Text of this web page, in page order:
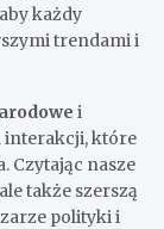
każdy
trendami i
i
interakcji, które
Czytając nasze
także szerszą
polityki i